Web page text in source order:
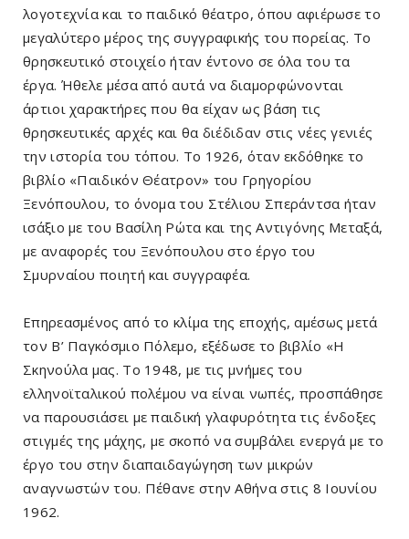
λογοτεχνία και το παιδικό θέατρο, όπου αφιέρωσε το
μεγαλύτερο μέρος της συγγραφικής του πορείας. Το
θρησκευτικό στοιχείο ήταν έντονο σε όλα του τα
έργα. Ήθελε μέσα από αυτά να διαμορφώνονται
άρτιοι χαρακτήρες που θα είχαν ως βάση τις
θρησκευτικές αρχές και θα διέδιδαν στις νέες γενιές
την ιστορία του τόπου. Το 1926, όταν εκδόθηκε το
βιβλίο «Παιδικόν Θέατρον» του Γρηγορίου
Ξενόπουλου, το όνομα του Στέλιου Σπεράντσα ήταν
ισάξιο με του Βασίλη Ρώτα και της Αντιγόνης Μεταξά,
με αναφορές του Ξενόπουλου στο έργο του
Σμυρναίου ποιητή και συγγραφέα.
Επηρεασμένος από το κλίμα της εποχής, αμέσως μετά
τον Β’ Παγκόσμιο Πόλεμο, εξέδωσε το βιβλίο «Η
Σκηνούλα μας. Το 1948, με τις μνήμες του
ελληνοϊταλικού πολέμου να είναι νωπές, προσπάθησε
να παρουσιάσει με παιδική γλαφυρότητα τις ένδοξες
στιγμές της μάχης, με σκοπό να συμβάλει ενεργά με το
έργο του στην διαπαιδαγώγηση των μικρών
αναγνωστών του. Πέθανε στην Αθήνα στις 8 Ιουνίου
1962.